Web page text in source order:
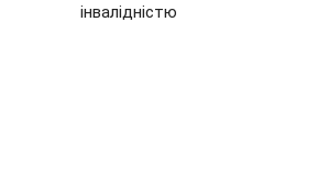
інвалідністю